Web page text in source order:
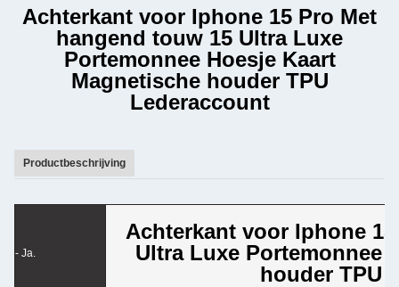
Achterkant voor Iphone 15 Pro Met
hangend touw 15 Ultra Luxe
Portemonnee Hoesje Kaart
Magnetische houder TPU
Lederaccount
Productbeschrijving
- Ja.
Achterkant voor Iphone
Ultra Luxe Portemonnee
houder TPU